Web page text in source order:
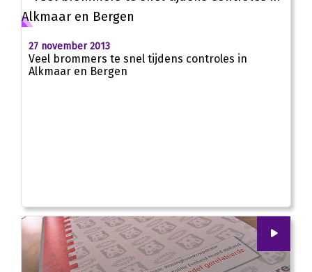
27 november 2013
Veel brommers te snel tijdens controles in
Alkmaar en Bergen
00:00